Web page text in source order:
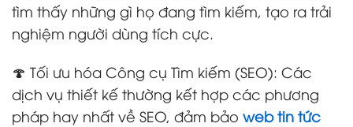
tìm thấy những gì họ đang tìm kiếm, tạo ra trải
nghiệm người dùng tích cực.
🍄 Tối ưu hóa Công cụ Tìm kiếm (SEO): Các
dịch vụ thiết kế thường kết hợp các phương
pháp hay nhất về SEO, đảm bảo web tin tức